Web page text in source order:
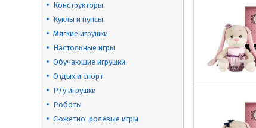
Конструкторы
Куклы и пупсы
Мягкие игрушки
Настольные игры
Обучающие игрушки
Отдых и спорт
Р/у игрушки
Роботы
Сюжетно-ролевые игры